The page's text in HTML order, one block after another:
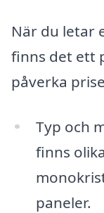
När du letar
finns det ett
påverka
Typ och
finns
paneler.